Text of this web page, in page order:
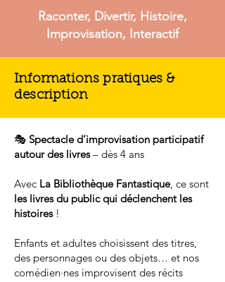
Raconter, Divertir, Histoire,
Improvisation, Interactif
Informations pratiques &
description
🎭 Spectacle d’improvisation participatif
autour des livres– dès 4 ans
Avec La Bibliothèque Fantastique, ce sont
les livres du public qui déclenchent les
histoires!
Enfants et adultes choisissent des titres,
des personnages ou des objets… et nos
comédien·nes improvisent des récits